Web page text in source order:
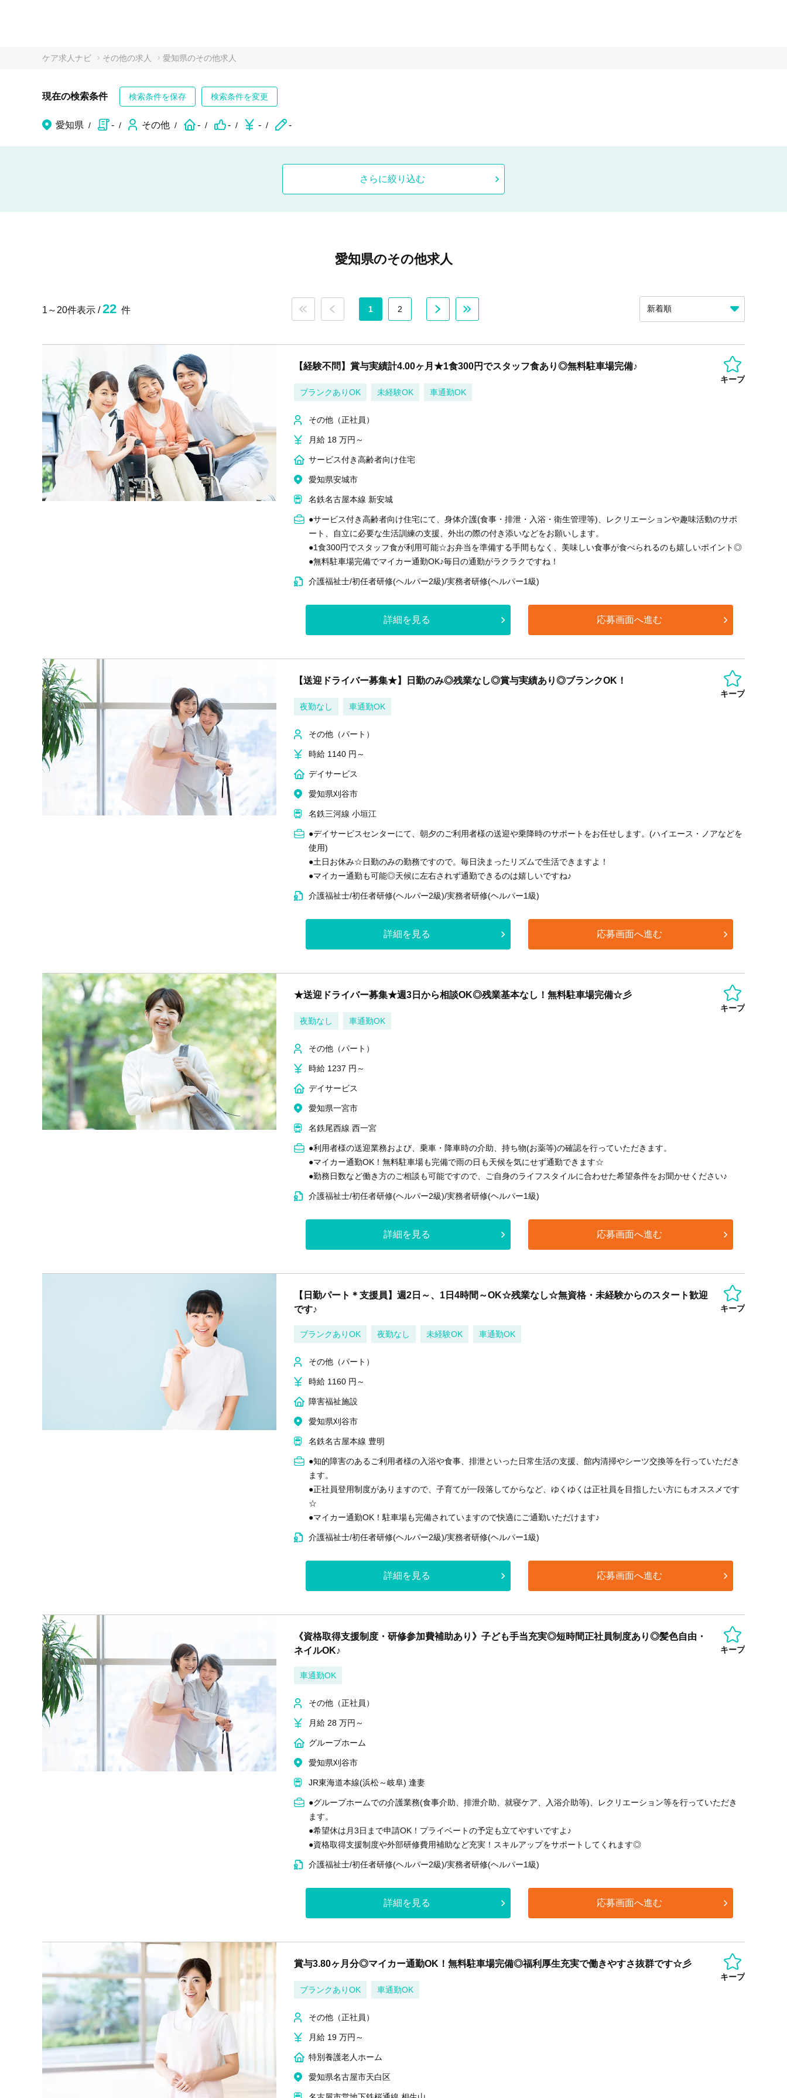
ケア求人ナビ その他の求人 愛知県のその他求人
現在の検索条件 検索条件を保存 検索条件を変更
愛知県 - その他 - - - -
さらに絞り込む
愛知県のその他求人
1～20件表示 /22 件 1 2
【経験不問】賞与実績計4.00ヶ月★1食300円でスタッフ食あり◎無料駐車場完備♪
キープ
ブランクありOK
未経験OK 車通勤OK
その他（正社員）
月給 18 万円～
サービス付き高齢者向け住宅
愛知県安城市
名鉄名古屋本線 新安城
●サービス付き高齢者向け住宅にて、身体介護(食事・排泄・入浴・衛生管理等)、レクリエーションや趣味活動のサポ
ート、自立に必要な生活訓練の支援、外出の際の付き添いなどをお願いします。
●1食300円でスタッフ食が利用可能☆お弁当を準備する手間もなく、美味しい食事が食べられるのも嬉しいポイント◎
●無料駐車場完備でマイカー通勤OK♪毎日の通勤がラクラクですね！
介護福祉士/初任者研修(ヘルパー2級)/実務者研修(ヘルパー1級)
詳細を見る 応募画面へ進む
【送迎ドライバー募集★】日勤のみ◎残業なし◎賞与実績あり◎ブランクOK！
キープ
夜勤なし
車通勤OK
その他（パート）
時給 1140 円～
デイサービス
愛知県刈谷市
名鉄三河線 小垣江
●デイサービスセンターにて、朝夕のご利用者様の送迎や乗降時のサポートをお任せします。(ハイエース・ノアなどを
使用)
●土日お休み☆日勤のみの勤務ですので。毎日決まったリズムで生活できますよ！
●マイカー通勤も可能◎天候に左右されず通勤できるのは嬉しいですね♪
介護福祉士/初任者研修(ヘルパー2級)/実務者研修(ヘルパー1級)
詳細を見る 応募画面へ進む
★送迎ドライバー募集★週3日から相談OK◎残業基本なし！無料駐車場完備☆彡
キープ
夜勤なし
車通勤OK
その他（パート）
時給 1237 円～
デイサービス
愛知県一宮市
名鉄尾西線 西一宮
●利用者様の送迎業務および、乗車・降車時の介助、持ち物(お薬等)の確認を行っていただきます。
●マイカー通勤OK！無料駐車場も完備で雨の日も天候を気にせず通勤できます☆
●勤務日数など働き方のご相談も可能ですので、ご自身のライフスタイルに合わせた希望条件をお聞かせください♪
介護福祉士/初任者研修(ヘルパー2級)/実務者研修(ヘルパー1級)
詳細を見る 応募画面へ進む
【日勤パート＊支援員】週2日～、1日4時間～OK☆残業なし☆無資格・未経験からのスタート歓迎
です♪
キープ
ブランクありOK 夜勤なし 未経験OK 車通勤OK
その他（パート）
時給 1160 円～
障害福祉施設
愛知県刈谷市
名鉄名古屋本線 豊明
●知的障害のあるご利用者様の入浴や食事、排泄といった日常生活の支援、館内清掃やシーツ交換等を行っていただき
ます。
●正社員登用制度がありますので、子育てが一段落してからなど、ゆくゆくは正社員を目指したい方にもオススメです
☆
●マイカー通勤OK！駐車場も完備されていますので快適にご通勤いただけます♪
介護福祉士/初任者研修(ヘルパー2級)/実務者研修(ヘルパー1級)
詳細を見る 応募画面へ進む
《資格取得支援制度・研修参加費補助あり》子ども手当充実◎短時間正社員制度あり◎髪色自由・
ネイルOK♪
キープ
車通勤OK
その他（正社員）
月給 28 万円～
グループホーム
愛知県刈谷市
JR東海道本線(浜松～岐阜) 逢妻
●グループホームでの介護業務(食事介助、排泄介助、就寝ケア、入浴介助等)、レクリエーション等を行っていただき
ます。
●希望休は月3日まで申請OK！プライベートの予定も立てやすいですよ♪
●資格取得支援制度や外部研修費用補助など充実！スキルアップをサポートしてくれます◎
介護福祉士/初任者研修(ヘルパー2級)/実務者研修(ヘルパー1級)
詳細を見る 応募画面へ進む
賞与3.80ヶ月分◎マイカー通勤OK！無料駐車場完備◎福利厚生充実で働きやすさ抜群です☆彡
キープ
ブランクありOK
車通勤OK
その他（正社員）
月給 19 万円～
特別養護老人ホーム
愛知県名古屋市天白区